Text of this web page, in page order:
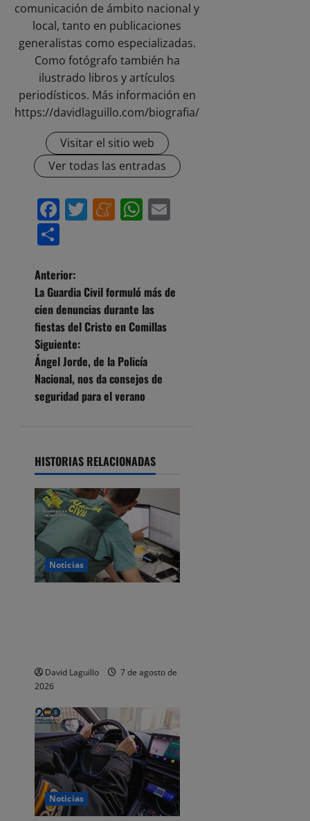
comunicación de ámbito nacional y
local, tanto en publicaciones
generalistas como especializadas.
Como fotógrafo también ha
ilustrado libros y artículos
periodísticos. Más información en
https://davidlaguillo.com/biografia/
Visitar el sitio web
Ver todas las entradas
Facebook
Twitter
Meneame
WhatsApp
N
a
v
e
g
c
i
ó
n
d
t
r
a
d
a
Anterior:
La Guardia Civil formuló más de
cien denuncias durante las
fiestas del Cristo en Comillas
Siguiente:
Ángel Jorde, de la Policía
Nacional, nos da consejos de
seguridad para el verano
HISTORIAS RELACIONADAS
Noticias
David Laguillo
7 de agosto de
2026
Noticias